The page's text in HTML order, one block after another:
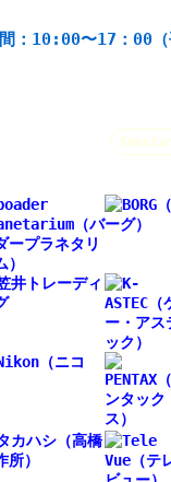
：10:00〜17：00（